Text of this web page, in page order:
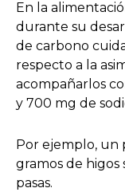
En la
durante su
de carbono
respecto a la
acompañarlos
y 700 mg de
Por ejemplo, un
gramos de
pasas.